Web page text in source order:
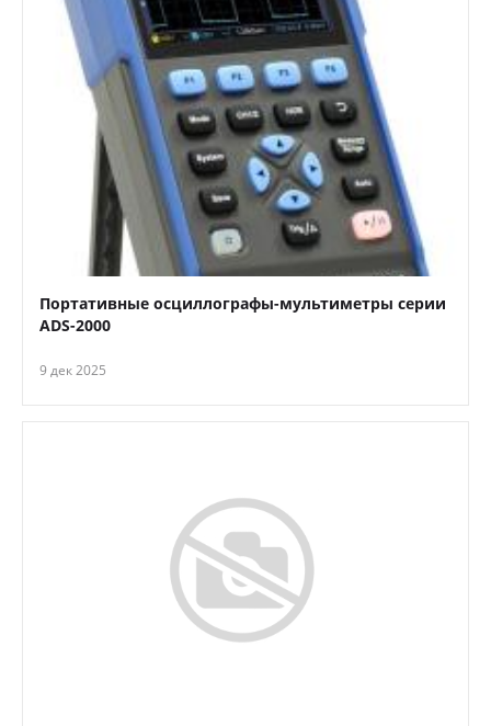
Портативные осциллографы-мультиметры серии
ADS-2000
9 дек 2025